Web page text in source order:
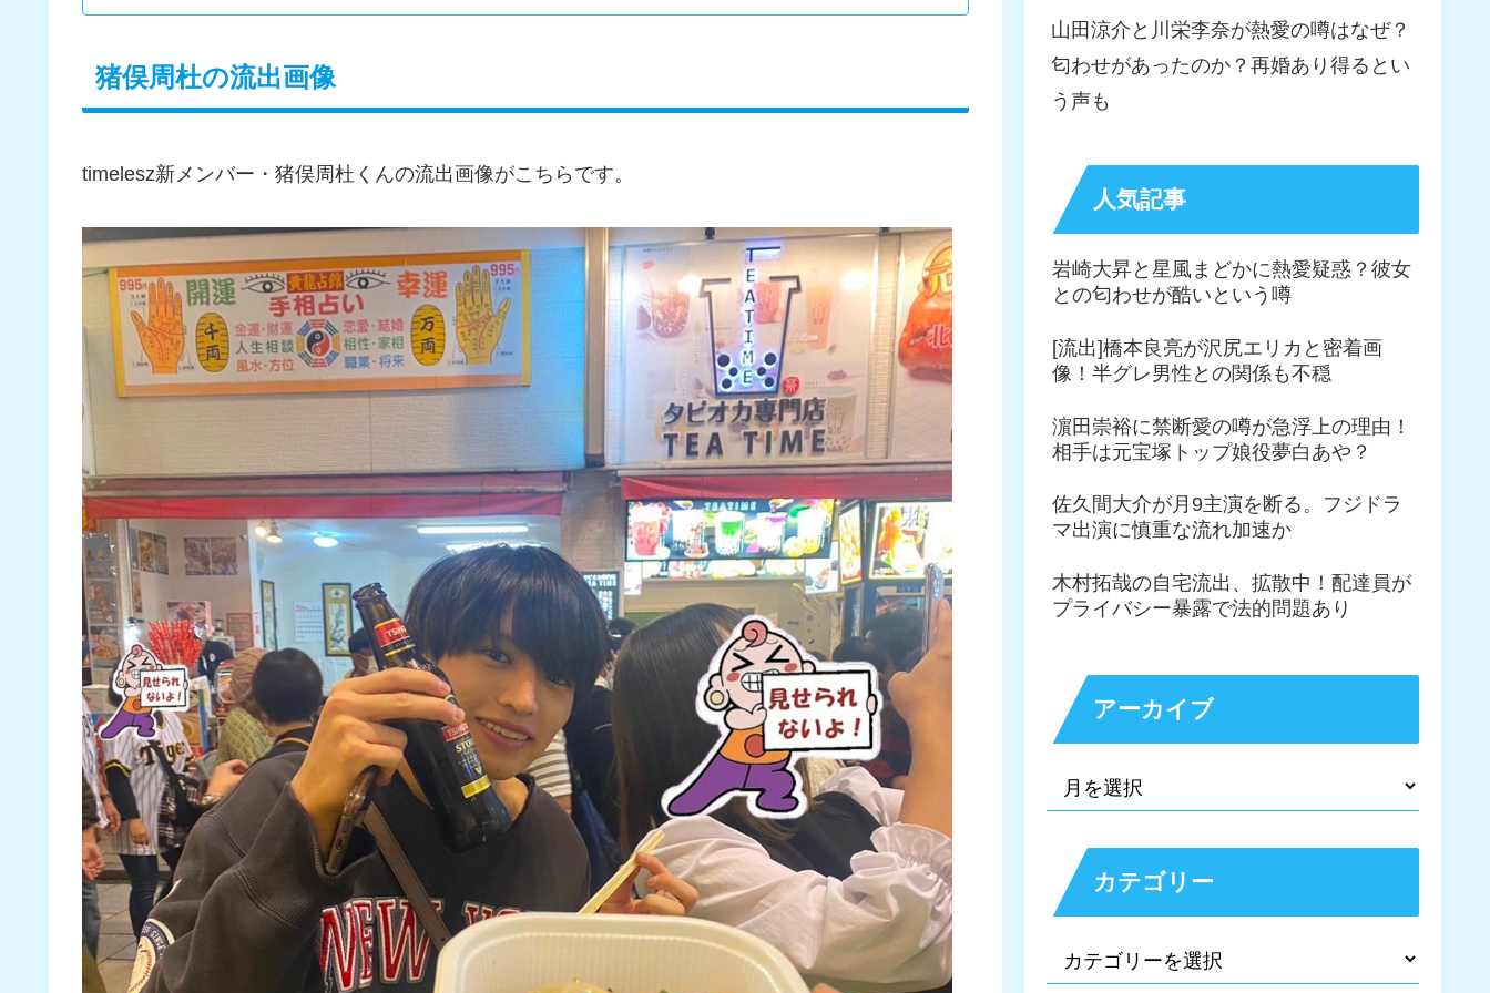
猪俣周杜の流出画像
timelesz新メンバー・猪俣周杜くんの流出画像がこちらです。
山田涼介と川栄李奈が熱愛の噂はなぜ？
匂わせがあったのか？再婚あり得るとい
う声も
人気記事
岩崎大昇と星風まどかに熱愛疑惑？彼女
との匂わせが酷いという噂
[流出]橋本良亮が沢尻エリカと密着画
像！半グレ男性との関係も不穏
濵田崇裕に禁断愛の噂が急浮上の理由！
相手は元宝塚トップ娘役夢白あや？
佐久間大介が月9主演を断る。フジドラ
マ出演に慎重な流れ加速か
木村拓哉の自宅流出、拡散中！配達員が
プライバシー暴露で法的問題あり
アーカイブ
カテゴリー